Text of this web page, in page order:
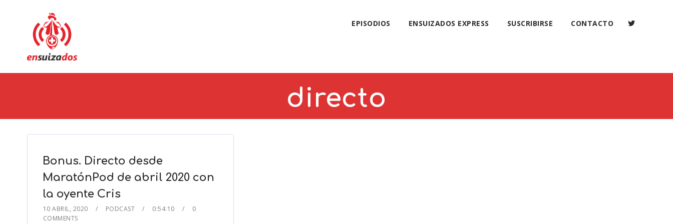
EPISODIOS ENSUIZADOS EXPRESS SUSCRIBIRSE CONTACTO
directo
Bonus. Directo desde
MaratónPod de abril 2020 con
la oyente Cris
10 ABRIL, 2020 PODCAST 0:54:10
0
COMMENTS